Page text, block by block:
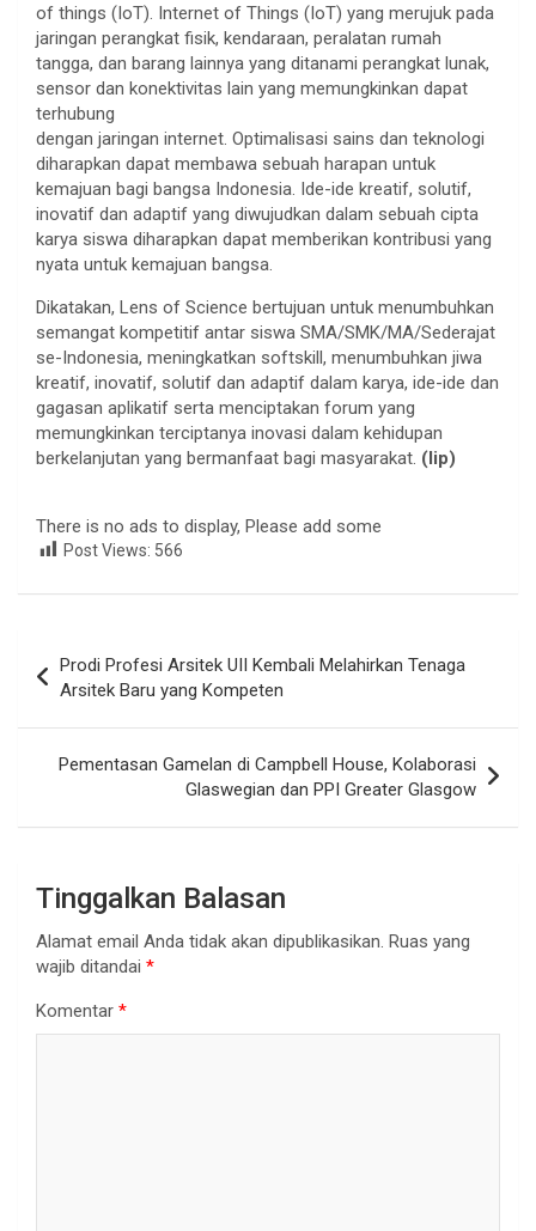
of things (IoT). Internet of Things (IoT) yang merujuk pada
jaringan perangkat fisik, kendaraan, peralatan rumah
tangga, dan barang lainnya yang ditanami perangkat lunak,
sensor dan konektivitas lain yang memungkinkan dapat
terhubung
dengan jaringan internet. Optimalisasi sains dan teknologi
diharapkan dapat membawa sebuah harapan untuk
kemajuan bagi bangsa Indonesia. Ide-ide kreatif, solutif,
inovatif dan adaptif yang diwujudkan dalam sebuah cipta
karya siswa diharapkan dapat memberikan kontribusi yang
nyata untuk kemajuan bangsa.
Dikatakan, Lens of Science bertujuan untuk menumbuhkan
semangat kompetitif antar siswa SMA/SMK/MA/Sederajat
se-Indonesia, meningkatkan softskill, menumbuhkan jiwa
kreatif, inovatif, solutif dan adaptif dalam karya, ide-ide dan
gagasan aplikatif serta menciptakan forum yang
memungkinkan terciptanya inovasi dalam kehidupan
berkelanjutan yang bermanfaat bagi masyarakat. (lip)
There is no ads to display, Please add some
Post Views: 566
pos
Prodi Profesi Arsitek UII Kembali Melahirkan Tenaga
Arsitek Baru yang Kompeten
Pementasan Gamelan di Campbell House, Kolaborasi
Glaswegian dan PPI Greater Glasgow
Tinggalkan Balasan
Alamat email Anda tidak akan dipublikasikan. Ruas yang
wajib ditandai *
Komentar *